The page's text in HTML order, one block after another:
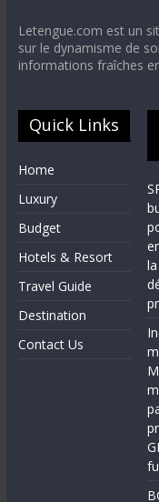
Letengue.com est un
sur le dynamisme de
informations fraîches
Quick Links
Home
Luxury
Budget
Hotels & Resort
Travel Guide
Destination
Contact Us